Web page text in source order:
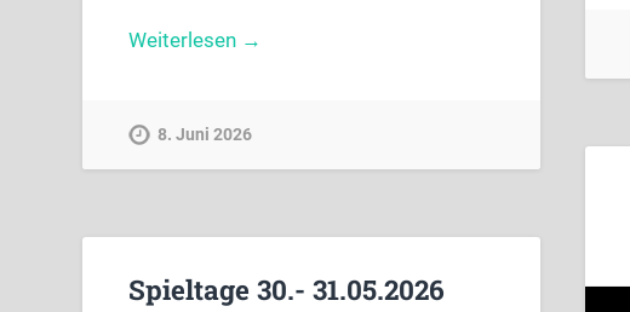
Weiterlesen →
8. Juni 2026
Spieltage 30.- 31.05.2026